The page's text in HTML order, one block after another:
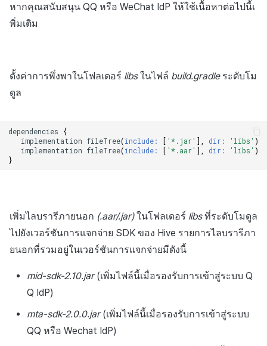
หากคุณสนับสนุน QQ หรือ WeChat IdP ให้ใช้เนื้อหาต่อไปนี้เ
พิ่มเติม
ตั้งค่าการพึ่งพาในโฟลเดอร์ libsในไฟล์ build.gradleระดับโม
ดูล
dependencies
{
implementation fileTree(include: [ '*.jar' ], dir: 'libs' )
implementation fileTree(include: [ '*.aar' ], dir: 'libs' )
}
เพิ่มไลบรารีภายนอก (.aar/.jar)ในโฟลเดอร์ libsที่ระดับโมดูล
ไปยังเวอร์ชันการแจกจ่าย SDK ของ Hive รายการไลบรารีภา
ยนอกที่รวมอยู่ในเวอร์ชันการแจกจ่ายมีดังนี้
mid-sdk-2.10.jar(เพิ่มไฟล์นี้เมื่อรองรับการเข้าสู่ระบบ Q
Q IdP)
mta-sdk-2.0.0.jar(เพิ่มไฟล์นี้เมื่อรองรับการเข้าสู่ระบบ
QQ หรือ Wechat IdP)